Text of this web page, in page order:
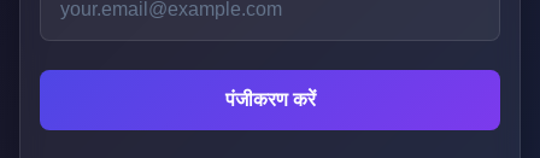
पंजीकरण करें